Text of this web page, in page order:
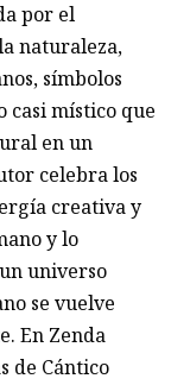
por el
naturaleza,
símbolos
casi místico que
en un
celebra los
creativa y
y lo
universo
se vuelve
En Zenda
de Cántico